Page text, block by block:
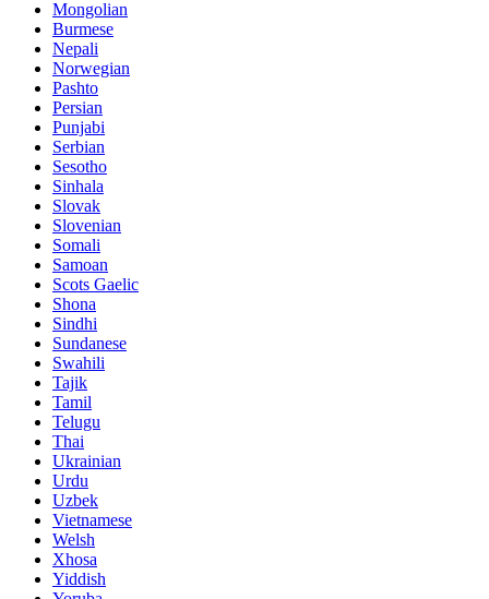
Mongolian
Burmese
Nepali
Norwegian
Pashto
Persian
Punjabi
Serbian
Sesotho
Sinhala
Slovak
Slovenian
Somali
Samoan
Scots Gaelic
Shona
Sindhi
Sundanese
Swahili
Tajik
Tamil
Telugu
Thai
Ukrainian
Urdu
Uzbek
Vietnamese
Welsh
Xhosa
Yiddish